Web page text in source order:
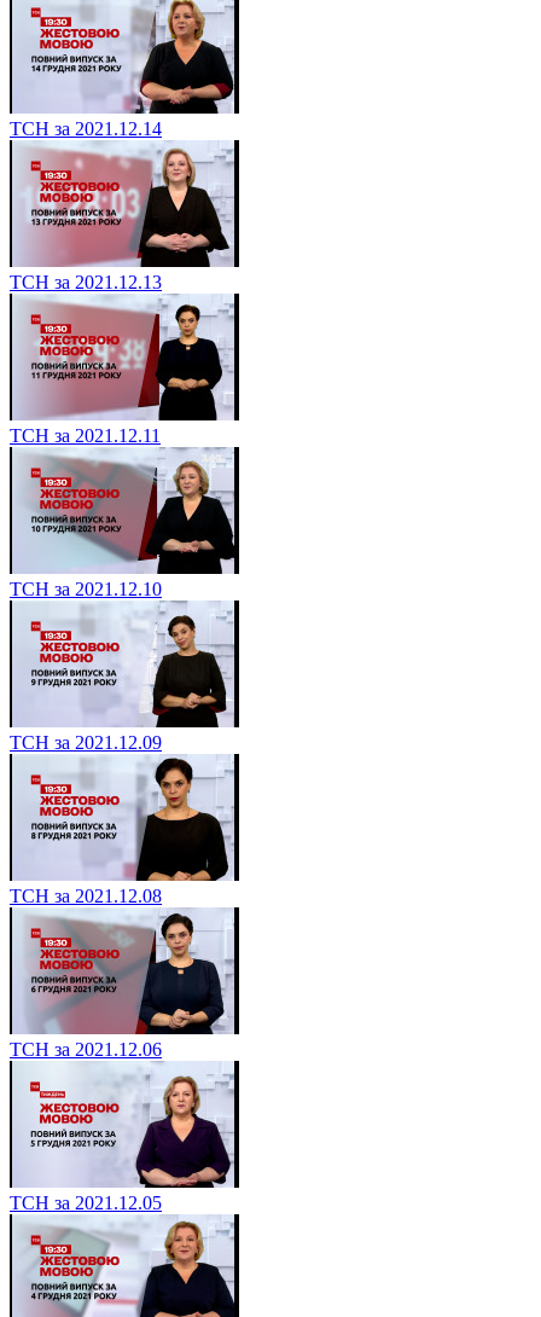
ТСН за 2021.12.14
ТСН за 2021.12.13
ТСН за 2021.12.11
ТСН за 2021.12.10
ТСН за 2021.12.09
ТСН за 2021.12.08
ТСН за 2021.12.06
ТСН за 2021.12.05